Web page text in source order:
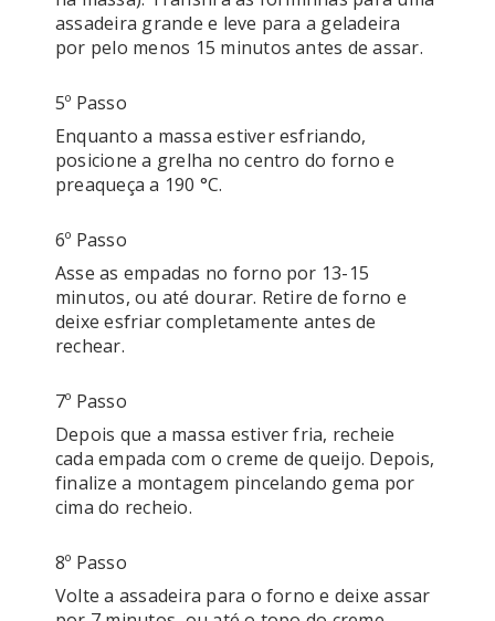
assadeira grande e leve para a geladeira
5º Passo
Enquanto a massa estiver esfriando,
posicione a grelha no centro do forno e
preaqueça a 190 °C.
6º Passo
Asse as empadas no forno por 13-15
minutos, ou até dourar. Retire de forno e
deixe esfriar completamente antes de
rechear.
7º Passo
Depois que a massa estiver fria, recheie
cada empada com o creme de queijo. Depois,
finalize a montagem pincelando gema por
cima do recheio.
8º Passo
Volte a assadeira para o forno e deixe assar